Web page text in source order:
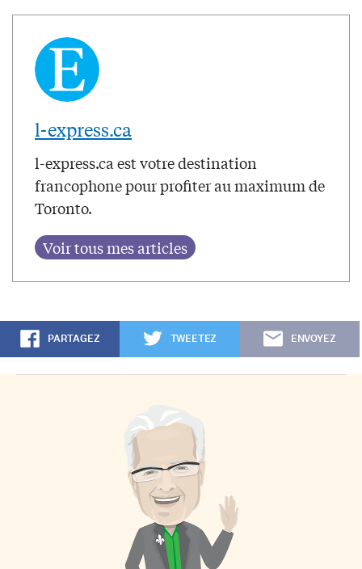
l-express.ca
l-express.ca est votre destination
francophone pour profiter au maximum de
Toronto.
PARTAGEZ TWEETEZ ENVOYEZ